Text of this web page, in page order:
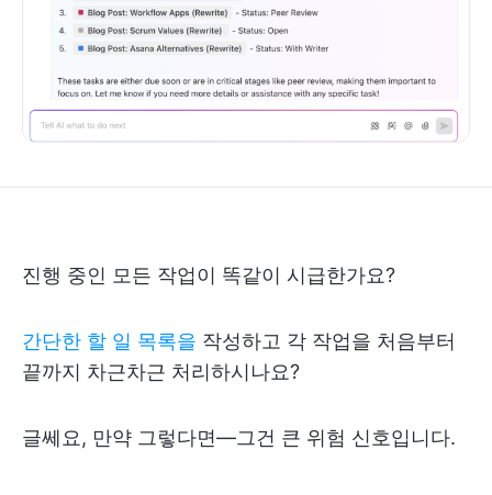
진행 중인 모든 작업이 똑같이 시급한가요?
간단한 할 일 목록을 작성하고 각 작업을 처음부터
끝까지 차근차근 처리하시나요?
글쎄요, 만약 그렇다면—그건 큰 위험 신호입니다.